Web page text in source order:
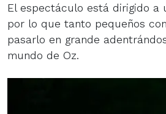
El espectáculo está dirigido a
por lo que tanto pequeños
pasarlo en grande
mundo de Oz.